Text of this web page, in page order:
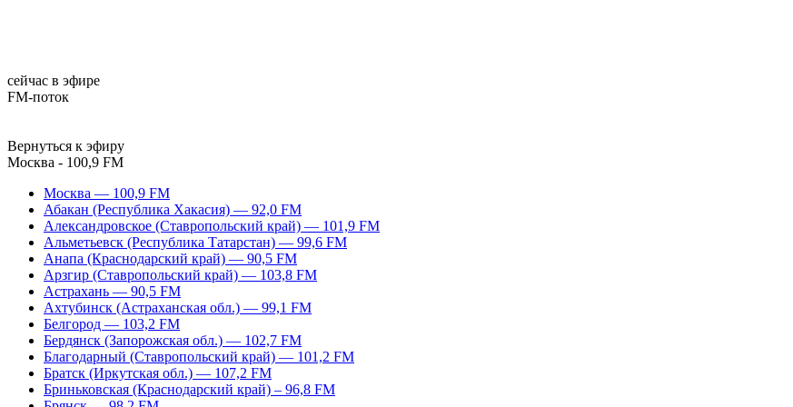
сейчас в эфире
FM-поток
Вернуться к эфиру
Москва - 100,9 FM
Москва — 100,9 FM
Абакан (Республика Хакасия) — 92,0 FM
Александровское (Ставропольский край) — 101,9 FM
Альметьевск (Республика Татарстан) — 99,6 FM
Анапа (Краснодарский край) — 90,5 FM
Арзгир (Ставропольский край) — 103,8 FM
Астрахань — 90,5 FM
Ахтубинск (Астраханская обл.) — 99,1 FM
Белгород — 103,2 FM
Бердянск (Запорожская обл.) — 102,7 FM
Благодарный (Ставропольский край) — 101,2 FM
Братск (Иркутская обл.) — 107,2 FM
Бриньковская (Краснодарский край) – 96,8 FM